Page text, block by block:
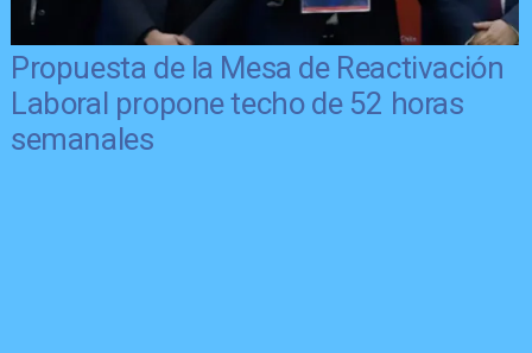
Propuesta de la Mesa de Reactivación
Laboral propone techo de 52 horas
semanales